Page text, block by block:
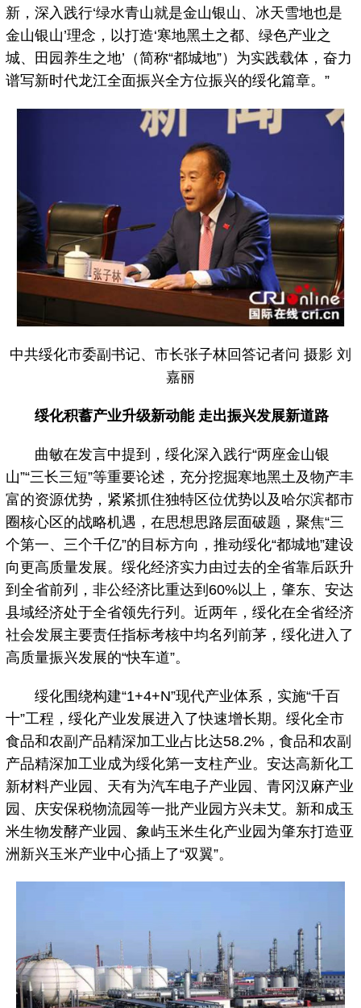
新，深入践行‘绿水青山就是金山银山、冰天雪地也是
金山银山’理念，以打造‘寒地黑土之都、绿色产业之
城、田园养生之地’（简称“都城地”）为实践载体，奋力
谱写新时代龙江全面振兴全方位振兴的绥化篇章。”
中共绥化市委副书记、市长张子林回答记者问 摄影 刘
嘉丽
绥化积蓄产业升级新动能 走出振兴发展新道路
曲敏在发言中提到，绥化深入践行“两座金山银
山”“三长三短”等重要论述，充分挖掘寒地黑土及物产丰
富的资源优势，紧紧抓住独特区位优势以及哈尔滨都市
圈核心区的战略机遇，在思想思路层面破题，聚焦“三
个第一、三个千亿”的目标方向，推动绥化“都城地”建设
向更高质量发展。绥化经济实力由过去的全省靠后跃升
到全省前列，非公经济比重达到60%以上，肇东、安达
县域经济处于全省领先行列。近两年，绥化在全省经济
社会发展主要责任指标考核中均名列前茅，绥化进入了
高质量振兴发展的“快车道”。
绥化围绕构建“1+4+N”现代产业体系，实施“千百
十”工程，绥化产业发展进入了快速增长期。绥化全市
食品和农副产品精深加工业占比达58.2%，食品和农副
产品精深加工业成为绥化第一支柱产业。安达高新化工
新材料产业园、天有为汽车电子产业园、青冈汉麻产业
园、庆安保税物流园等一批产业园方兴未艾。新和成玉
米生物发酵产业园、象屿玉米生化产业园为肇东打造亚
洲新兴玉米产业中心插上了“双翼”。